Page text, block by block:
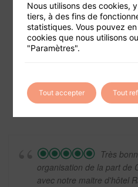
Foire aux
Mentions
Très
organisation de la part de
avec notre maitre d'hôtel
Nous utilisons des cookies,
tiers, à des fins de
statistiques. Vous pouvez
cookies que nous utilisons
"Paramètres".
Tout accepter Tout